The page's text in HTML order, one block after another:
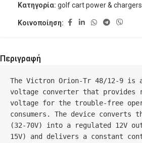
Κατηγορία: golf cart power & chargers
Κοινοποίηση:
Περιγραφή
The Victron Orion-Tr 48/12-9 is
voltage converter that provides
voltage for the trouble-free
consumers. The device converts
(32-70V) into a regulated 12V
15V) and delivers a constant